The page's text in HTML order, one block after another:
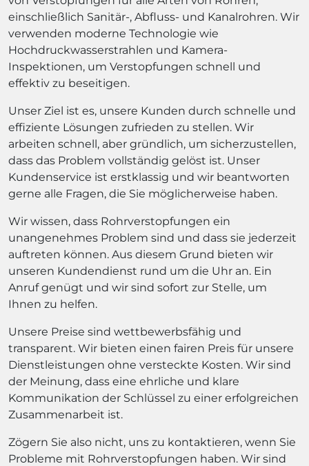
einschließlich Sanitär-, Abfluss- und Kanalrohren. Wir
verwenden moderne Technologie wie
Hochdruckwasserstrahlen und Kamera-
Inspektionen, um Verstopfungen schnell und
effektiv zu beseitigen.
Unser Ziel ist es, unsere Kunden durch schnelle und
effiziente Lösungen zufrieden zu stellen. Wir
arbeiten schnell, aber gründlich, um sicherzustellen,
dass das Problem vollständig gelöst ist. Unser
Kundenservice ist erstklassig und wir beantworten
gerne alle Fragen, die Sie möglicherweise haben.
Wir wissen, dass Rohrverstopfungen ein
unangenehmes Problem sind und dass sie jederzeit
auftreten können. Aus diesem Grund bieten wir
unseren Kundendienst rund um die Uhr an. Ein
Anruf genügt und wir sind sofort zur Stelle, um
Ihnen zu helfen.
Unsere Preise sind wettbewerbsfähig und
transparent. Wir bieten einen fairen Preis für unsere
Dienstleistungen ohne versteckte Kosten. Wir sind
der Meinung, dass eine ehrliche und klare
Kommunikation der Schlüssel zu einer erfolgreichen
Zusammenarbeit ist.
Zögern Sie also nicht, uns zu kontaktieren, wenn Sie
Probleme mit Rohrverstopfungen haben. Wir sind